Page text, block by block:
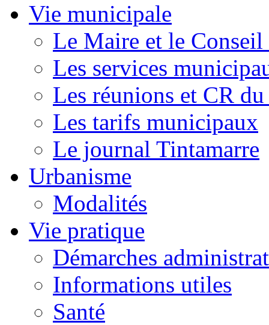
Vie municipale
Le Maire et le
Les services
Les réunions et CR
Les tarifs municipaux
Le journal Tintamarre
Urbanisme
Modalités
Vie pratique
Démarches
Informations utiles
Santé